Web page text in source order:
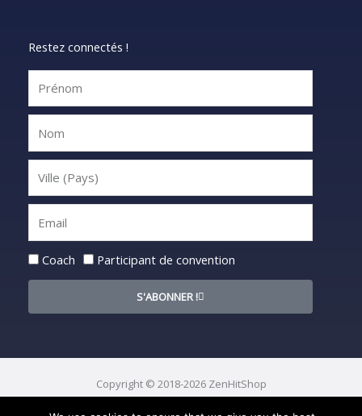
Restez connectés !
Statut
Coach Participant de convention
S'ABONNER !
Copyright © 2018-2026 ZenHitShop